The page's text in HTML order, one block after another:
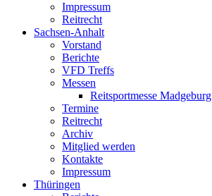
Impressum
Reitrecht
Sachsen-Anhalt
Vorstand
Berichte
VFD Treffs
Messen
Reitsportmesse Madgeburg
Termine
Reitrecht
Archiv
Mitglied werden
Kontakte
Impressum
Thüringen